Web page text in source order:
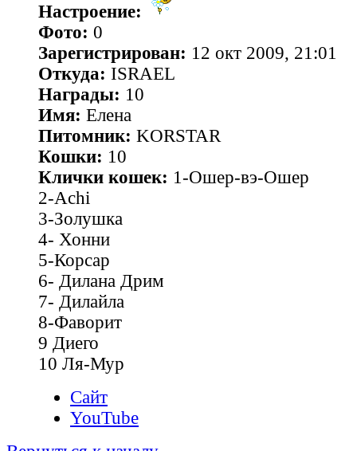
Настроение:
Фото: 0
Зарегистрирован: 12 окт 2009, 21:01
Откуда: ISRAEL
Награды: 10
Имя: Елена
Питомник: KORSTAR
Кошки: 10
Клички кошек: 1-Ошер-вэ-Ошер
2-Achi
3-Золушка
4- Хонни
5-Корсар
6- Дилана Дрим
7- Дилайла
8-Фаворит
9 Диего
10 Ля-Мур
Сайт
YouTube